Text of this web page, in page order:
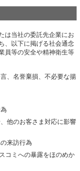
は当社の委託先企業にお
、以下に掲げる社会通念
員等の安全や精神衛生等
、名誉棄損、不必要な揚
他のお客さま対応に影響
来訪行為
コミへの暴露をほのめか